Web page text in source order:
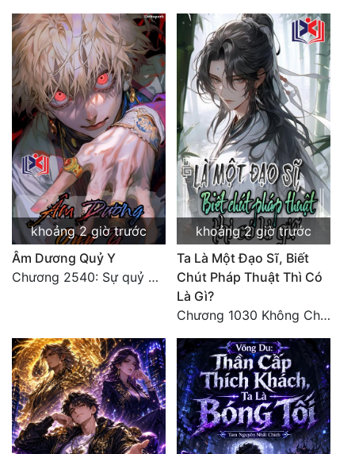
Tu Tiên
Tội Phạm
Vô Địch
Võ Hiệp
Võng Du
Xuyên Không
Xuyên Nhanh
Xuyên Sách
Xuyên Thư
Đông Phương
Đông Phương Huyền Huyễn
Đồng Nhân
khoảng 2 giờ trước
Âm Dương Quỷ Y
Chương 2540: Sự quỷ dị của Lý Trường Phong
khoảng 2 giờ trước
Ta Là Một Đạo Sĩ, Biết
Chút Pháp Thuật Thì Có
Là Gì?
Chương 1030 Không Chi Hoàng Nguyên Đại Hư